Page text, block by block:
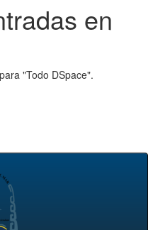
en
"Todo DSpace".